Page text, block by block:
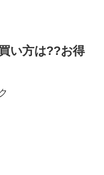
い方は??お得